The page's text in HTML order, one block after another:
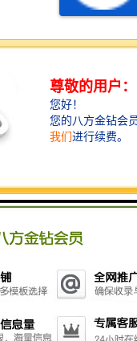
产品描述
项目介绍： 西丽
产业综合体项目
新科技园与深圳
基地。
房源介绍：
1) 面积信息：
1800-2000-
2) 价格优势： 面议
4) 免租时间： 面议
华侨城
龙岗区
宝安西乡
光明区